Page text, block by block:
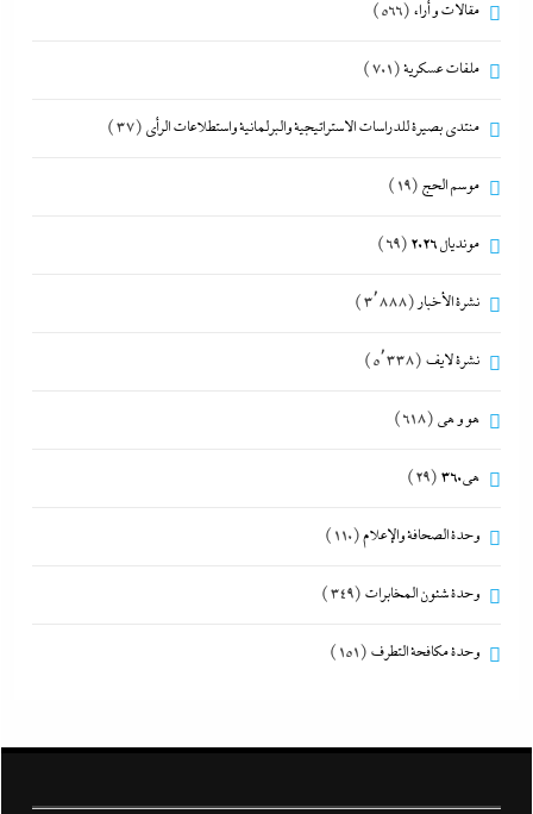
مقالات و أراء (566)
ملفات عسكرية(701)
منتدى بصيرة للدراسات الاستراتيجية والبرلمانية واستطلاعات الرأى (37)
موسم الحج (19)
مونديال 2026 (69)
نشرة الأخبار (3٬888)
نشرة لايف (5٬338)
هو و هي (618)
هى360 (29)
وحدة الصحافة والإعلام(110)
وحدة شئون المخابرات (349)
وحدة مكافحة التطرف (151)